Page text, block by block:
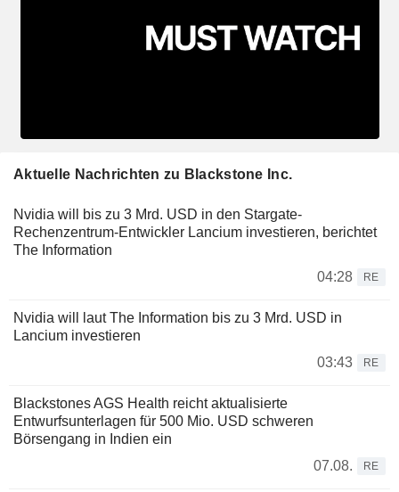
Aktuelle Nachrichten zu Blackstone Inc.
Nvidia will bis zu 3 Mrd. USD in den Stargate-
Rechenzentrum-Entwickler Lancium investieren, berichtet
The Information
04:28
RE
Nvidia will laut The Information bis zu 3 Mrd. USD in
Lancium investieren
03:43
RE
Blackstones AGS Health reicht aktualisierte
Entwurfsunterlagen für 500 Mio. USD schweren
Börsengang in Indien ein
07.08.
RE